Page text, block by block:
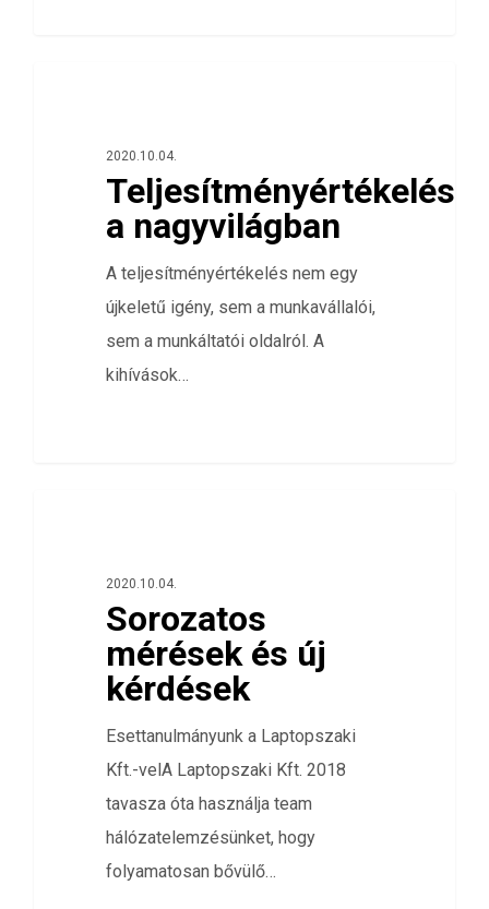
2020.10.04.
Teljesítményértékelés
a nagyvilágban
A teljesítményértékelés nem egy
újkeletű igény, sem a munkavállalói,
sem a munkáltatói oldalról. A
kihívások…
2020.10.04.
Sorozatos
mérések és új
kérdések
Esettanulmányunk a Laptopszaki
Kft.-velA Laptopszaki Kft. 2018
tavasza óta használja team
hálózatelemzésünket, hogy
folyamatosan bővülő…